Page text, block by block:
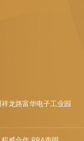
龙路富华电子工业园